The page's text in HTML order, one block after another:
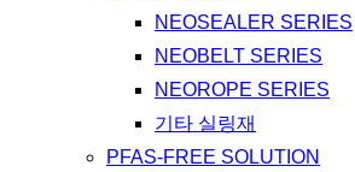
NEOSEALER SERIES
NEOBELT SERIES
NEOROPE SERIES
기타 실링재
PFAS-FREE SOLUTION